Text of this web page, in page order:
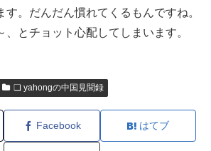
す。だんだん慣れてくるもんですね。
、とチョット心配してしまいます。
❏ yahongの中国見聞録
Facebook はてブ